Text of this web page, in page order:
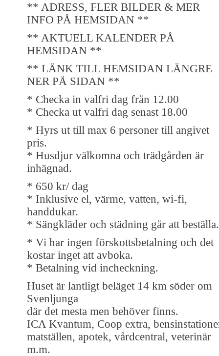
** ADRESS, FLER BILDER & MER
INFO PÅ HEMSIDAN **
** AKTUELL KALENDER PÅ
HEMSIDAN **
** LÄNK TILL HEMSIDAN LÄNGRE
NER PÅ SIDAN **
* Checka in valfri dag från 12.00
* Checka ut valfri dag senast 18.00
* Hyrs ut till max 6 personer till angivet
pris.
* Husdjur välkomna och trädgården är
inhägnad.
* 650 kr/ dag
* Inklusive el, värme, vatten, wi-fi,
handdukar.
* Sängkläder och städning går att beställa.
* Vi har ingen förskottsbetalning och det
kostar inget att avboka.
* Betalning vid incheckning.
Huset är lantligt beläget 14 km söder om
Svenljunga
där det mesta men behöver finns.
ICA Kvantum, Coop extra,
matställen, apotek, vårdcentral, veterinär
m.m.